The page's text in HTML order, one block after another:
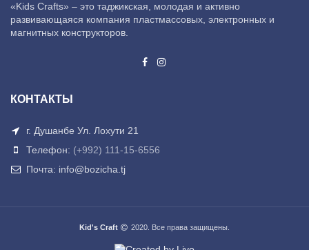
«Kids Crafts» – это таджикская, молодая и активно
развивающаяся компания пластмассовых, электронных и
магнитных конструкторов.
КОНТАКТЫ
г. Душанбе Ул. Лохути 21
Телефон: (+992) 111-15-6556
Почта: info@bozicha.tj
Kid's Craft 2020. Все права защищены.